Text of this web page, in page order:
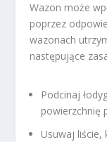
Wazon może
poprzez
wazonach
następujące
Podcinaj
powierzchnię
Usuwaj